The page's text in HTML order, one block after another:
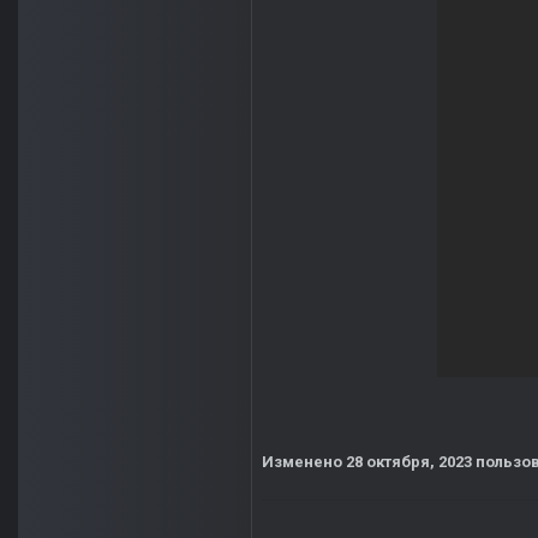
Изменено 28 октября, 2023